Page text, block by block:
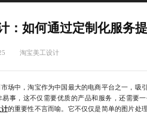
：如何通过定制化服务
25 淘宝美工设计
场中，淘宝作为中国最大的电商平台之一，吸
易事，这不仅需要优质的产品和服务，还需要
的重要性不言而喻。它不仅仅是简单的图片处